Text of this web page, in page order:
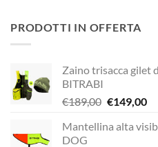
era:
PRODOTTI IN OFFERTA
Zaino trisacca gilet
BITRABI
€189,00 Il
originale
€149,00Il
Mantellina alta
DOG